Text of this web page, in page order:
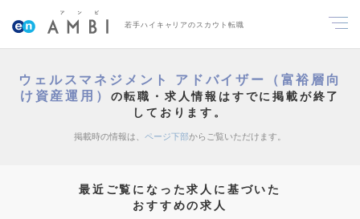
若手ハイキャリアのスカウト転職
ウェルスマネジメント アドバイザー（富裕層向
け資産運用） の転職・求人情報はすでに掲載が終了
しております。
掲載時の情報は、 ページ下部からご覧いただけます。
最近ご覧になった求人に基づいた
おすすめの求人